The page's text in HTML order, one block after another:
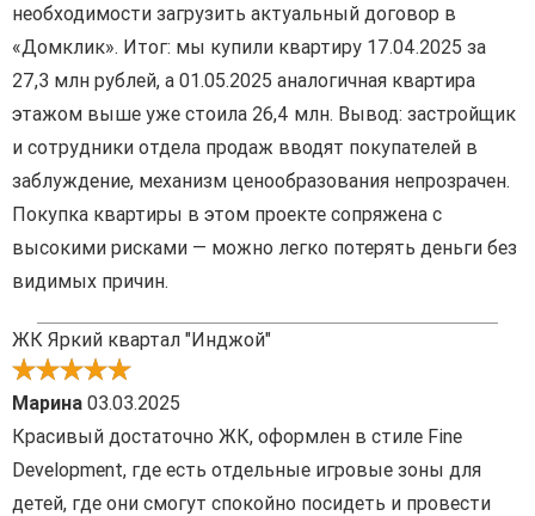
необходимости загрузить актуальный договор в
«Домклик». Итог: мы купили квартиру 17.04.2025 за
27,3 млн рублей, а 01.05.2025 аналогичная квартира
этажом выше уже стоила 26,4 млн. Вывод: застройщик
и сотрудники отдела продаж вводят покупателей в
заблуждение, механизм ценообразования непрозрачен.
Покупка квартиры в этом проекте сопряжена с
высокими рисками — можно легко потерять деньги без
видимых причин.
ЖК Яркий квартал "Инджой"
Марина 03.03.2025
Красивый достаточно ЖК, оформлен в стиле Fine
Development, где есть отдельные игровые зоны для
детей, где они смогут спокойно посидеть и провести